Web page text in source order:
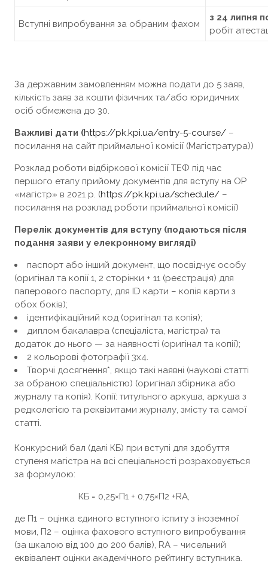
Вступні випробування за обраним фахом
з 24 липня
робіт
За державним замовленням можна подати до 5 заяв,
кількість заяв за кошти фізичних та/або юридичних
осіб обмежена до 30.
Важливі дати (https://pk.kpi.ua/entry-5-course/–
посилання на сайт приймальної комісії (Магістратура))
Розклад роботи відбіркової комісії ТЕФ під час
першого етапу прийому документів для вступу на ОР
«магістр» в 2021 р. (https://pk.kpi.ua/schedule/–
посилання на розклад роботи приймальної комісії)
Перелік документів для вступу (подаються після
подання заяви у елекронному вигляді)
паспорт або інший документ, що посвідчує особу
(оригінал та копії 1, 2 сторінки + 11 (реєстрація) для
паперового паспорту, для ID карти – копія карти з
обох боків);
ідентифікаційний код (оригінал та копія);
диплом бакалавра (спеціаліста, магістра) та
додаток до нього — за наявності (оригінал та копії);
2 кольорові фотографії 3х4.
Творчі досягнення*, якщо такі наявні (наукові статті
за обраною спеціальністю) (оригінал збірника або
журналу та копія). Копії: титульного аркуша, аркуша з
редколегією та реквізитами журналу, змісту та самої
статті.
Конкурсний бал (далі КБ) при вступі для здобуття
ступеня магістра на всі спеціальності розраховується
за формулою:
КБ = 0,25×П1 + 0,75×П2 +RA,
де П1 – оцінка єдиного вступного іспиту з іноземної
мови, П2 – оцінка фахового вступного випробування
(за шкалою від 100 до 200 балів), RA – чисельний
еквівалент оцінки академічного рейтингу вступника.